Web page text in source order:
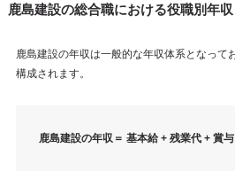
鹿島建設の総合職における役職別年収
鹿島建設の年収は一般的な年収体系となって
構成されます。
鹿島建設の年収＝ 基本給 + 残業代 + 賞与